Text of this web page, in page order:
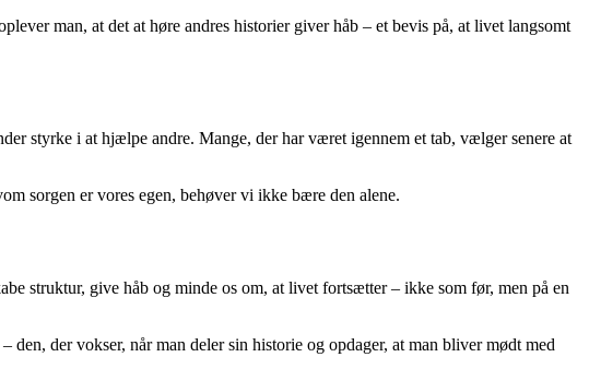
man, at det at høre andres historier giver håb – et bevis på, at livet langsomt
styrke i at hjælpe andre. Mange, der har været igennem et tab, vælger senere at
sorgen er vores egen, behøver vi ikke bære den alene.
struktur, give håb og minde os om, at livet fortsætter – ikke som før, men på en
der vokser, når man deler sin historie og opdager, at man bliver mødt med